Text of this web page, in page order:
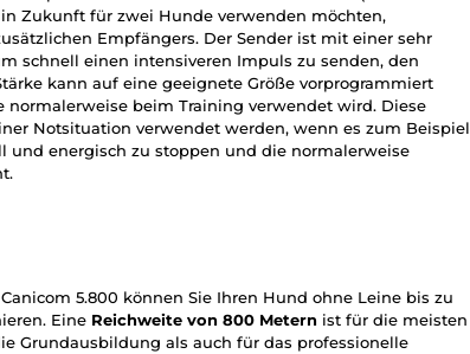
in Zukunft für zwei Hunde verwenden möchten,
Empfängers. Der Sender ist mit einer sehr
schnell einen intensiveren Impuls zu senden, den
kann auf eine geeignete Größe vorprogrammiert
normalerweise beim Training verwendet wird. Diese
Notsituation verwendet werden, wenn es zum Beispiel
und energisch zu stoppen und die normalerweise
5.800 können Sie Ihren Hund ohne Leine bis zu
Eine Reichweite von 800 Metern ist für die meisten
Grundausbildung als auch für das professionelle